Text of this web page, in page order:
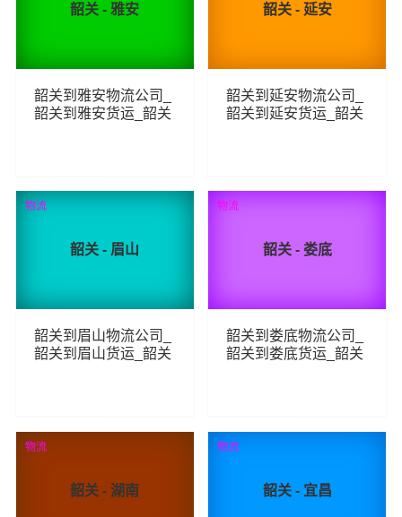
韶关 - 雅安
韶关到雅安物流公司_
韶关到雅安货运_韶关
418 查看详细
韶关 - 延安
韶关到延安物流公司_
韶关到延安货运_韶关
259 查看详细
韶关 - 眉山
韶关到眉山物流公司_
韶关到眉山货运_韶关
245 查看详细
物流
韶关 - 娄底
韶关到娄底物流公司_
韶关到娄底货运_韶关
240 查看详细
物流
韶关 - 湖南
物流
韶关 - 宜昌
物流